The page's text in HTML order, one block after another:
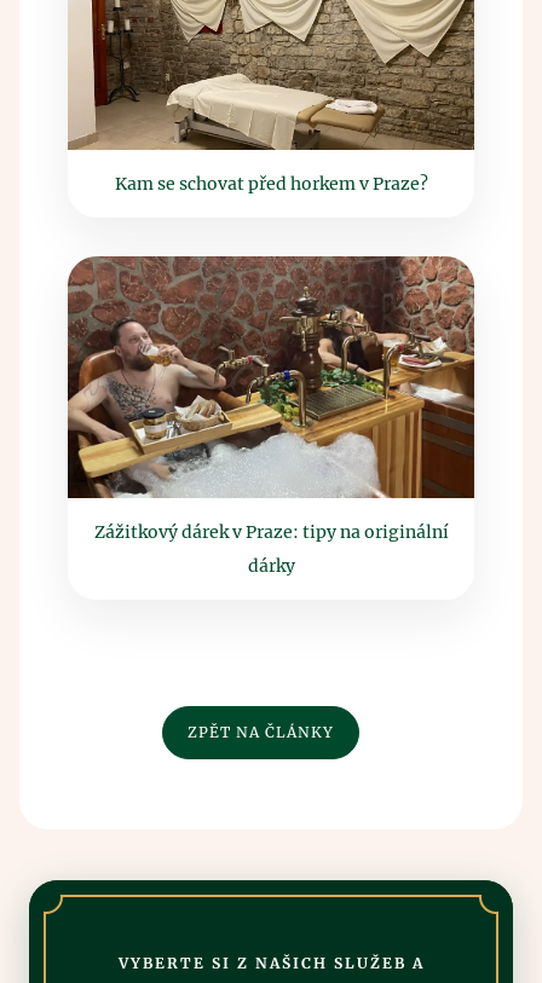
Kam se schovat před horkem v Praze?
Zážitkový dárek v Praze: tipy na originální
dárky
ZPĚT NA ČLÁNKY
VYBERTE SI Z NAŠICH SLUŽEB A